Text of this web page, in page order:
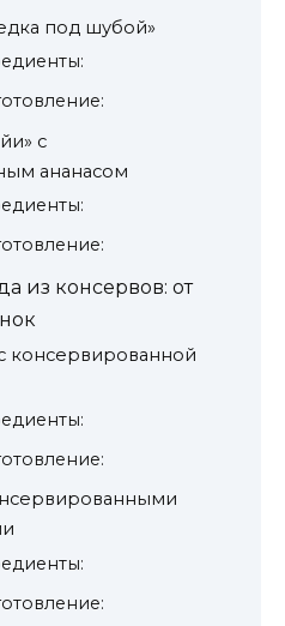
под шубой»
с
ананасом
из консервов: от
консервированной